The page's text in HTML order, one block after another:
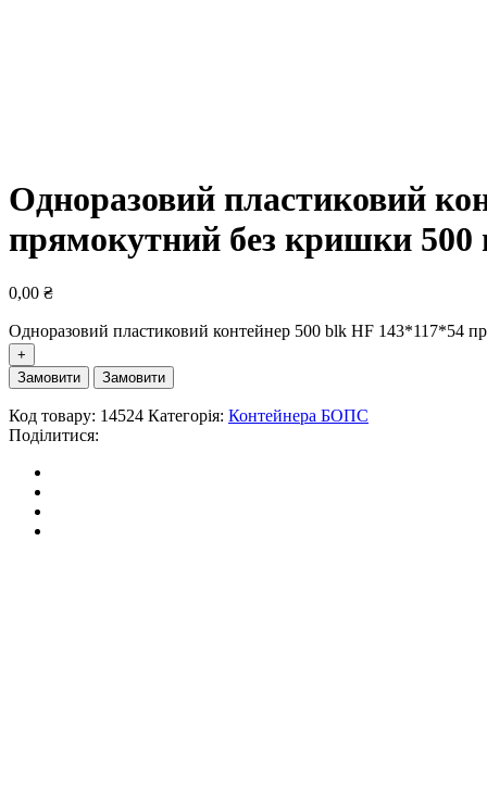
Одноразовий пластиковий
прямокутний без кришки
0,00 ₴
Одноразовий пластиковий контейнер 500 blk HF 143*117*54
Замовити Замовити
Код товару: 14524 Категорія: Контейнера БОПС
Поділитися: